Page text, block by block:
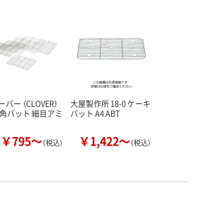
バー （CLOVER）
バット 細目アミ
￥795～（税込）
大屋製作所 18-0 ケーキ
バット A4 ABT
￥1,422～（税込）